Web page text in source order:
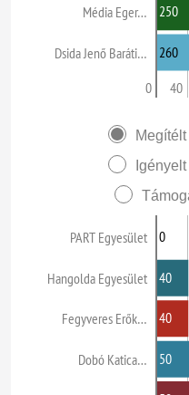
Média Eger…
Dsida Jenő Baráti…
0 40
250
260
PART Egyesület
Hangolda Egyesület
Fegyveres Erők…
Dobó Katica…
0
40
40
50